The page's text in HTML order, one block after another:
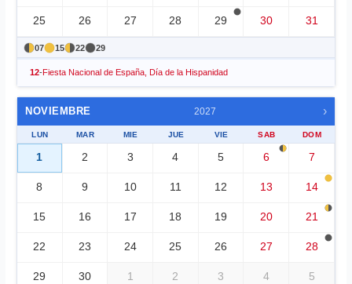
25 26 27 28 29 30 31
07 15 22 29
12-Fiesta Nacional de España, Día de la Hispanidad
NOVIEMBRE 2027 ›
LUN MAR MIE JUE VIE SAB DOM
1 2 3 4 5 6 7
8 9 10 11 12 13 14
15 16 17 18 19 20 21
22 23 24 25 26 27 28
29 30 1 2 3 4 5